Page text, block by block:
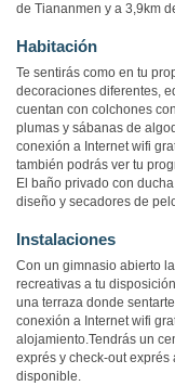
de Tiananmen y a 3,9km
Habitación
Te sentirás como en tu
decoraciones diferentes,
cuentan con colchones
plumas y sábanas de
conexión a Internet wifi
también podrás ver tu
El baño privado con
diseño y secadores de
Instalaciones
Con un gimnasio abierto
recreativas a tu
una terraza donde
conexión a Internet wifi
alojamiento.Tendrás un
exprés y check-out
disponible.